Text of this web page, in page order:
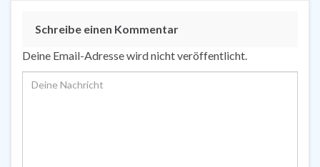
Schreibe einen Kommentar
Deine Email-Adresse wird nicht veröffentlicht.